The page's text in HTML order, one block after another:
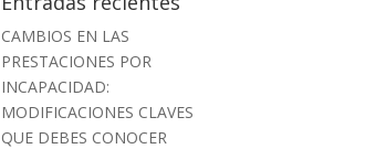
CAMBIOS EN LAS
PRESTACIONES POR
INCAPACIDAD:
MODIFICACIONES CLAVES
QUE DEBES CONOCER